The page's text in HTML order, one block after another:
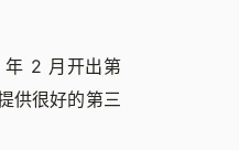
年 2 月开出第
供很好的第三